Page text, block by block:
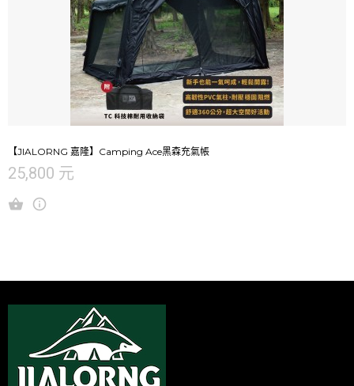
【JIALORNG 嘉隆】Camping Ace黑森充氣帳
25,800 元